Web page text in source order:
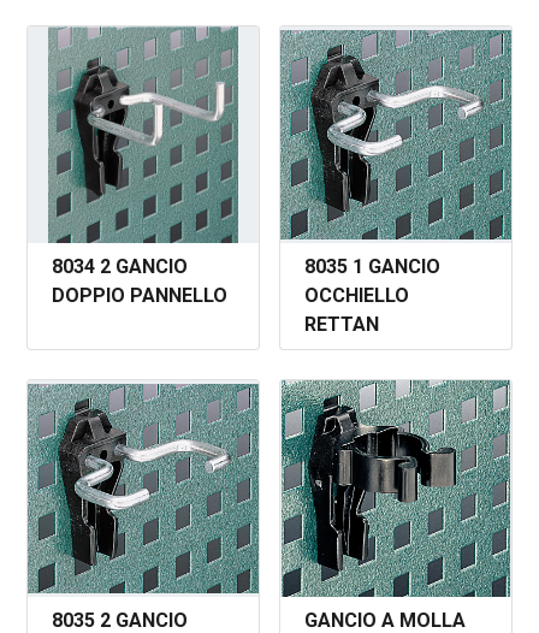
8034 2 GANCIO
DOPPIO PANNELLO
8035 1 GANCIO
OCCHIELLO
RETTAN
8035 2 GANCIO
GANCIO A MOLLA